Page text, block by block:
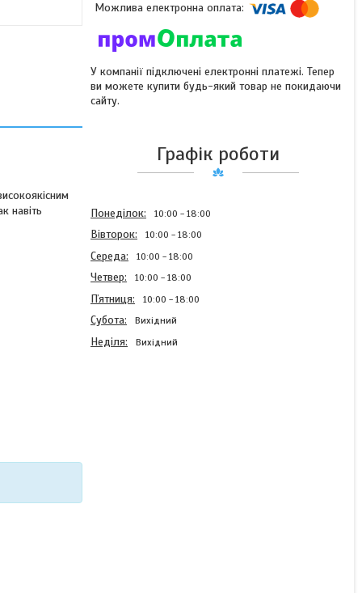
навіть
У компанії підключені електронні платежі. Тепер
ви можете купити будь-який товар не покидаючи
сайту.
Графік роботи
Понеділок 10:00 18:00
Вівторок 10:00 18:00
Середа 10:00 18:00
Четвер 10:00 18:00
Пʼятниця 10:00 18:00
Субота Вихідний
Неділя Вихідний